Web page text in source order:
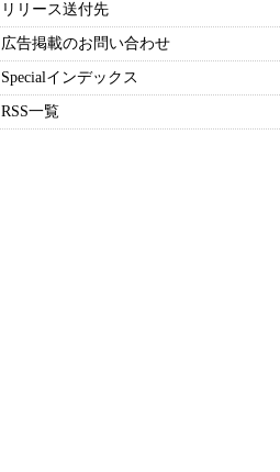
リリース送付先
広告掲載のお問い合わせ
Specialインデックス
RSS一覧